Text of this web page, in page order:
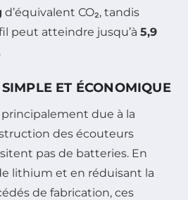
d’équivalent CO₂, tandis
peut atteindre jusqu’à 5,9
ET ÉCONOMIQUE
due à la
des écouteurs
pas de batteries. En
lithium et en réduisant la
de fabrication, ces